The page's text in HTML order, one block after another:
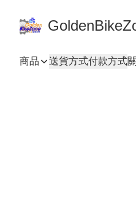
商品 送貨方式付款方式